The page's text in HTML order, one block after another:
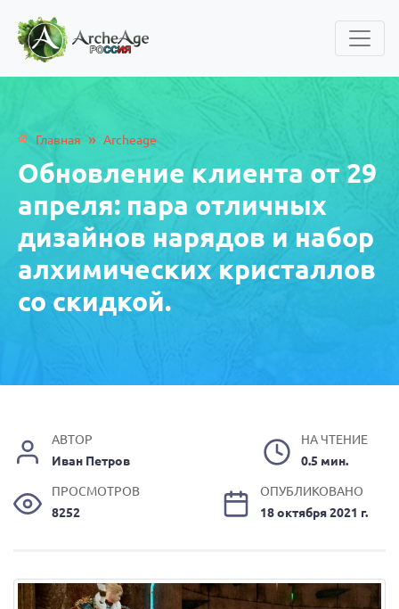
Главная » Archeage
Обновление клиента от 29
апреля: пара отличных
дизайнов нарядов и набор
алхимических кристаллов
со скидкой.
АВТОР
Иван Петров
НА ЧТЕНИЕ
0.5 мин.
ПРОСМОТРОВ
8252
ОПУБЛИКОВАНО
18 октября 2021 г.